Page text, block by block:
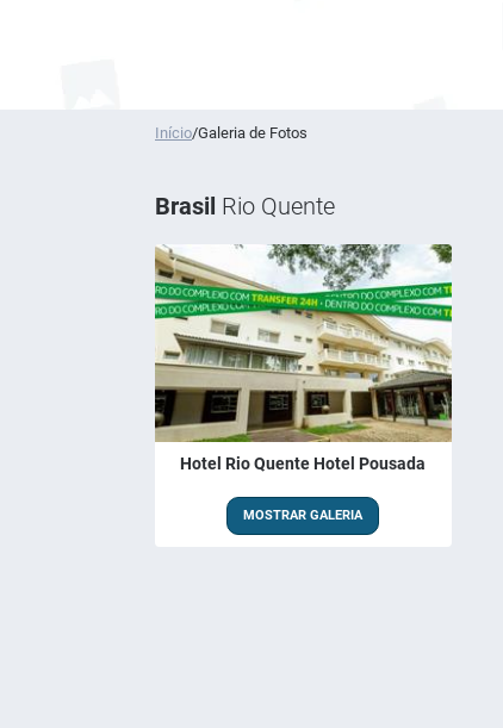
Início/Galeria de Fotos
Brasil Rio Quente
Hotel Rio Quente Hotel Pousada
MOSTRAR GALERIA